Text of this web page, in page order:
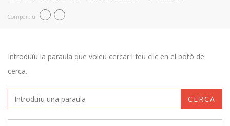
Compartiu
Introduïu la paraula que voleu cercar i feu clic en el botó de
cerca.
CERCA